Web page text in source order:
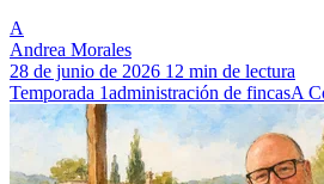
A
Andrea Morales
28 de junio de 2026 12 min de lectura
Temporada 1administración de fincasA